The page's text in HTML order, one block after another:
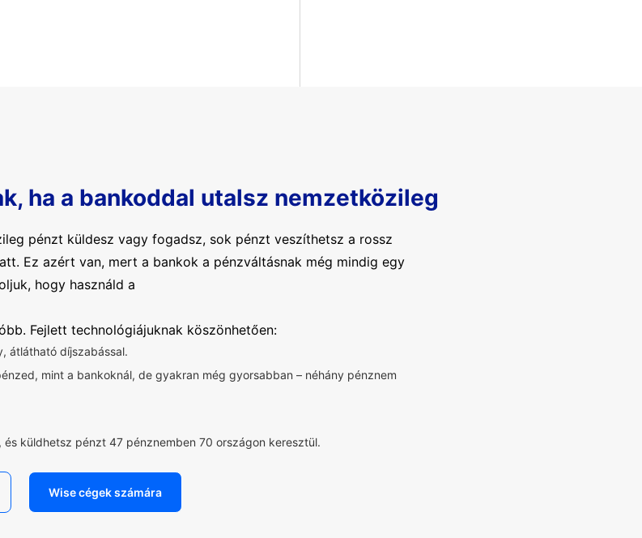
ha a bankoddal utalsz nemzetközileg
pénzt küldesz vagy fogadsz, sok pénzt veszíthetsz a rossz
Ez azért van, mert a bankok a pénzváltásnak még mindig egy
hogy használd a
Fejlett technológiájuknak köszönhetően:
átlátható díjszabással.
mint a bankoknál, de gyakran még gyorsabban – néhány pénznem
küldhetsz pénzt 47 pénznemben 70 országon keresztül.
Wise cégek számára